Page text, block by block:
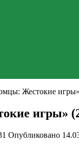
Жестокие
игры»
Опубликовано